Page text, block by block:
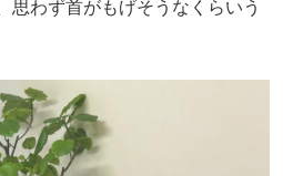
思わず首がもげそうなくらいう